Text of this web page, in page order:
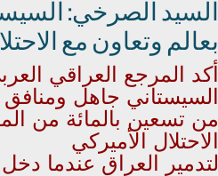
السيد الصرخي:
بعالم وتعاون مع
أكد المرجع العراقي
السيستاني جاهل ومنافق
من تسعين بالمائة من
الاحتلال الأميركي
لتدمير العراق عندما دخل في